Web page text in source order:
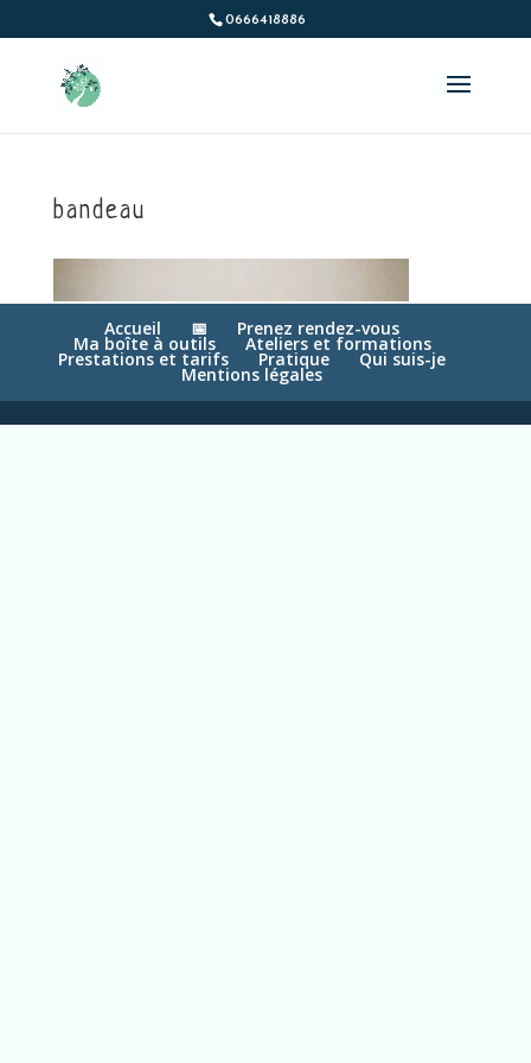
0666418886
bandeau
Accueil 📅 Prenez rendez-vous
Ma boîte à outils Ateliers et formations
Prestations et tarifs Pratique Qui suis-je
Mentions légales